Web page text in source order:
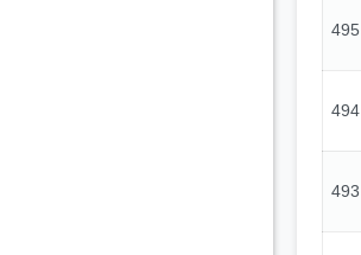
495
494
493